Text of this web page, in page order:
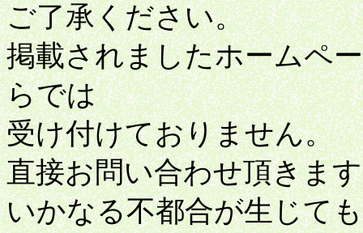
ご了承ください。
掲載されましたホームペ
らでは
受け付けておりません。
直接お問い合わせ頂きま
いかなる不都合が生じて